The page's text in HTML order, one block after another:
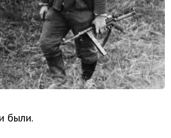
были.